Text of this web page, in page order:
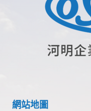
網站地圖